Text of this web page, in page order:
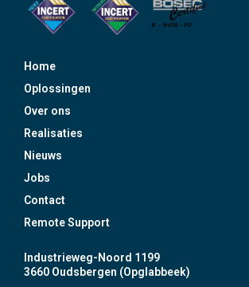
Home
Oplossingen
Over ons
Realisaties
Nieuws
Jobs
Contact
Remote Support
Industrieweg-Noord 1199
3660 Oudsbergen (Opglabbeek)